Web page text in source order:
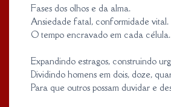
Fases dos olhos e da alma.
Ansiedade fatal, conformidade vital.
O tempo encravado em cada célula.
Expandindo estragos, construindo
Dividindo homens em dois, doze,
Para que outros possam duvidar e